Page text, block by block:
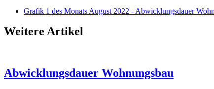
Grafik 1 des Monats August 2022 - Abwicklungsdauer
Weitere Artikel
Abwicklungsdauer Wohnungsbau